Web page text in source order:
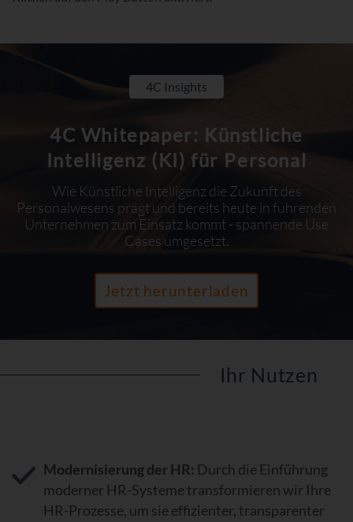
4C Insights
4C Whitepaper: Künstliche
Intelligenz (KI) für Personal
Wie Künstliche Intelligenz die Zukunft des
Personalwesens prägt und bereits heute in führenden
Unternehmen zum Einsatz kommt - spannende Use
Cases umgesetzt.
Jetzt herunterladen
Ihr Nutzen
Modernisierung der HR: Durch die Einführung
moderner HR-Systeme transformieren wir Ihre
HR-Prozesse, um sie effizienter, transparenter